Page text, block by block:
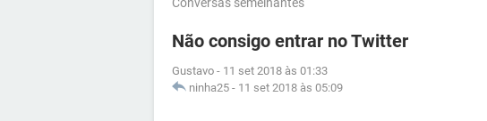
Não consigo entrar no Twitter
Gustavo - 11 set 2018 às 01:33
ninha25 - 11 set 2018 às 05:09